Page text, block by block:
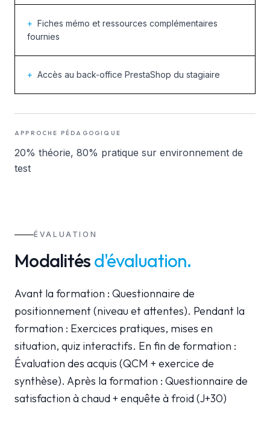
+ Fiches mémo et ressources complémentaires
fournies
+ Accès au back-office PrestaShop du stagiaire
APPROCHE PÉDAGOGIQUE
20% théorie, 80% pratique sur environnement de
test
ÉVALUATION
Modalitésd'évaluation.
Avant la formation : Questionnaire de
positionnement (niveau et attentes). Pendant la
formation : Exercices pratiques, mises en
situation, quiz interactifs. En fin de formation :
Évaluation des acquis (QCM + exercice de
synthèse). Après la formation : Questionnaire de
satisfaction à chaud + enquête à froid (J+30)